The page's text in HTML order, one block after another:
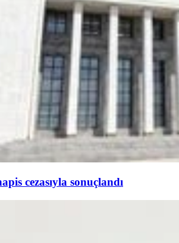
cezasıyla sonuçlandı